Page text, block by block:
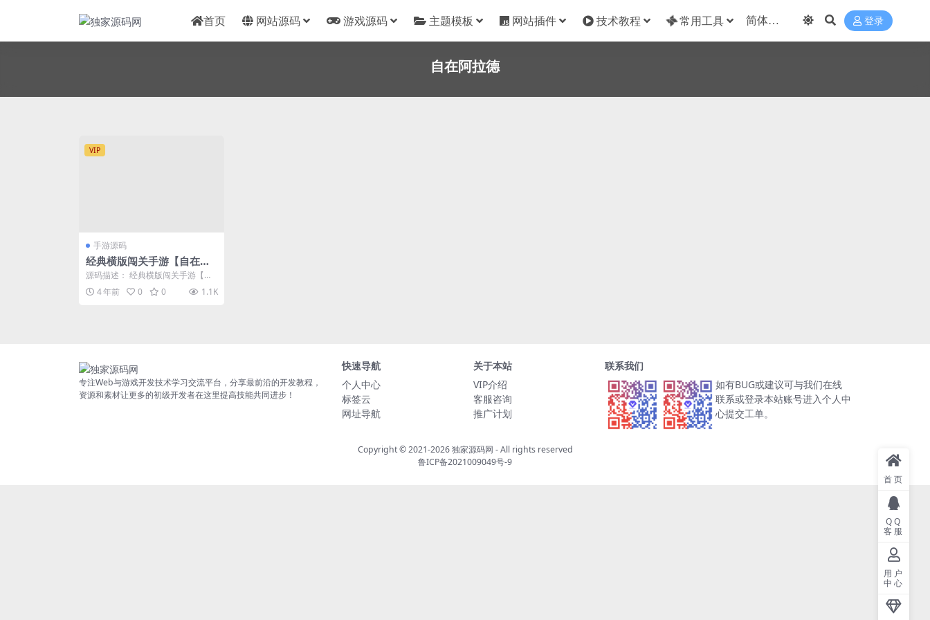
首页 网站源码 游戏源码 主题模板 网站插件 技术教程 常用工具 登录
自在阿拉德
VIP
手游源码
经典横版闯关手游【自在阿
拉德】2023整理Linux手工
端+运营后台+安卓苹果双端
+教程
源码描述： 经典横版闯关手游【自
在阿拉德】2023整理Linux本地学习
手工端+...
4 年前 0 0 1.1K
专注Web与游戏开发技术学习交流平台，分享最前沿的开发教程，
资源和素材让更多的初级开发者在这里提高技能共同进步！
快速导航
个人中心
标签云
网址导航
关于本站
VIP介绍
客服咨询
推广计划
联系我们
如有BUG或建议可与我们在线
联系或登录本站账号进入个人中
心提交工单。
Copyright © 2021-2026独家源码网 - All rights reserved
鲁ICP备2021009049号-9
首页
QQ
客服
用户
中心